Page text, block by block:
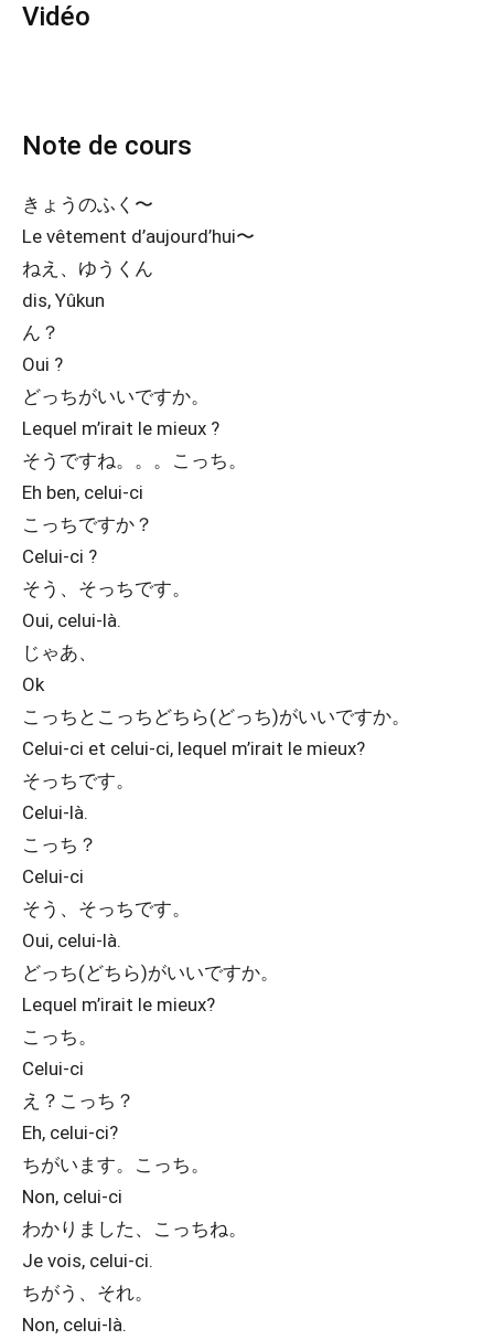
Vidéo
Note de cours
きょうのふく〜
Le vêtement d’aujourd’hui〜
ねえ、ゆうくん
dis, Yûkun
ん？
Oui ?
どっちがいいですか。
Lequel m’irait le mieux ?
そうですね。。。こっち。
Eh ben, celui-ci
こっちですか？
Celui-ci ?
そう、そっちです。
Oui, celui-là.
じゃあ、
Ok
こっちとこっちどちら(どっち)がいいですか。
Celui-ci et celui-ci, lequel m’irait le mieux?
そっちです。
Celui-là.
こっち？
Celui-ci
そう、そっちです。
Oui, celui-là.
どっち(どちら)がいいですか。
Lequel m’irait le mieux?
こっち。
Celui-ci
え？こっち？
Eh, celui-ci?
ちがいます。こっち。
Non, celui-ci
わかりました、こっちね。
Je vois, celui-ci.
ちがう、それ。
Non, celui-là.